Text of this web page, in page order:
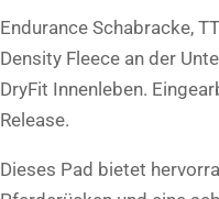
Endurance Schabracke,
Density Fleece an der
DryFit Innenleben.
Release.
Dieses Pad bietet